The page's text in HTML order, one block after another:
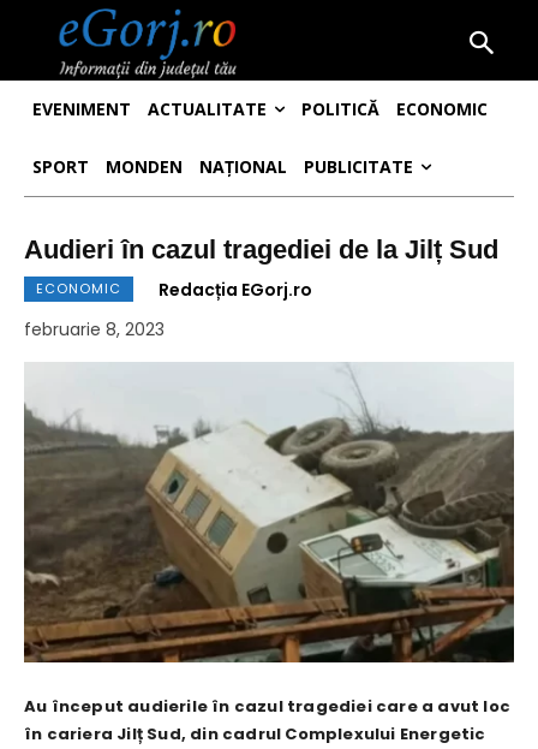
EVENIMENT ACTUALITATE POLITICĂ ECONOMIC
SPORT MONDEN NAȚIONAL PUBLICITATE
Audieri în cazul tragediei de la Jilț Sud
ECONOMIC
Redacția EGorj.ro
februarie 8, 2023
Au început audierile în cazul tragediei care a avut loc
în cariera Jilț Sud, din cadrul Complexului Energetic